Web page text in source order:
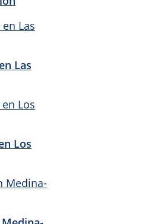
Las
Los